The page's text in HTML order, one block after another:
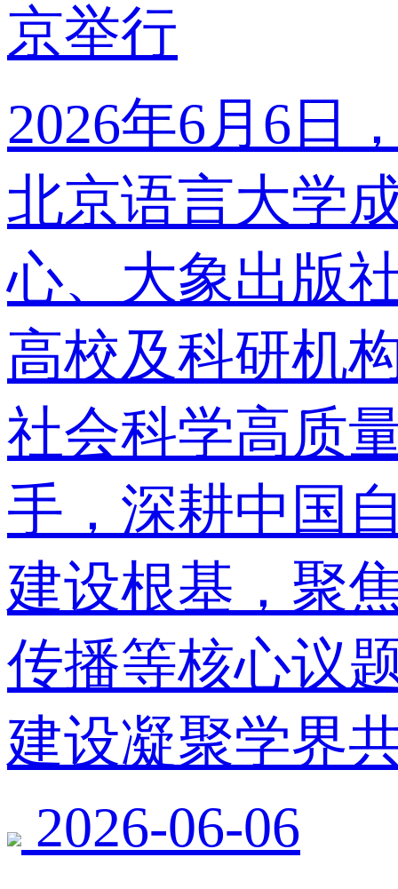
京举行
2026年6月6日
北京语言大学
心、大象出版
高校及科研机
社会科学高质
手，深耕中国
建设根基，聚
传播等核心议
建设凝聚学界
2026-06-06